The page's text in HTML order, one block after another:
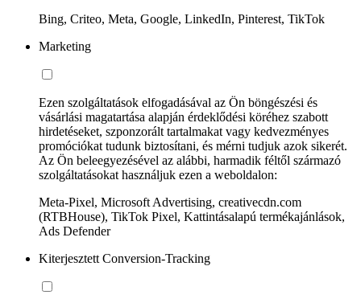
Bing, Criteo, Meta, Google, LinkedIn, Pinterest, TikTok
Marketing
Ezen szolgáltatások elfogadásával az Ön böngészési és
vásárlási magatartása alapján érdeklődési köréhez szabott
hirdetéseket, szponzorált tartalmakat vagy kedvezményes
promóciókat tudunk biztosítani, és mérni tudjuk azok sikerét.
Az Ön beleegyezésével az alábbi, harmadik féltől származó
szolgáltatásokat használjuk ezen a weboldalon:
Meta-Pixel, Microsoft Advertising, creativecdn.com
(RTBHouse), TikTok Pixel, Kattintásalapú termékajánlások,
Ads Defender
Kiterjesztett Conversion-Tracking